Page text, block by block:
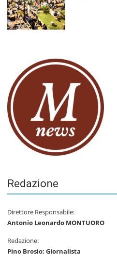
Redazione
Direttore Responsabile:
Antonio Leonardo MONTUORO
Redazione:
Pino Brosio: Giornalista